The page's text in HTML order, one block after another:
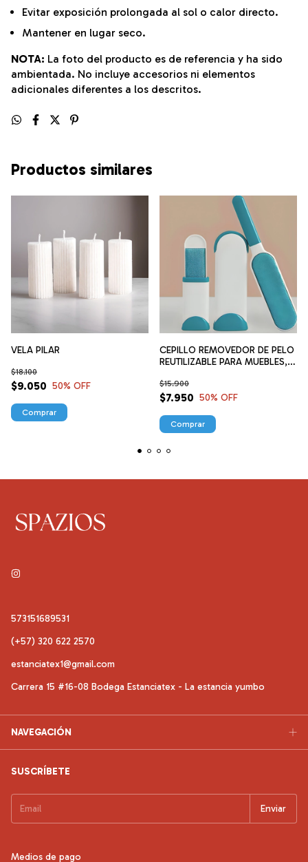
Evitar exposición prolongada al sol o calor directo.
Mantener en lugar seco.
NOTA: La foto del producto es de referencia y ha sido
ambientada. No incluye accesorios ni elementos
adicionales diferentes a los descritos.
Productos similares
VELA PILAR
$9.050
$18.100
50% OFF
CEPILLO REMOVEDOR DE PELO
REUTILIZABLE PARA MUEBLES,
$7.950
$15.900
50% OFF
573151689531
(+57) 320 622 2570
estanciatex1@gmail.com
Carrera 15 #16-08 Bodega Estanciatex - La estancia yumbo
NAVEGACIÓN
SUSCRÍBETE
Medios de pago